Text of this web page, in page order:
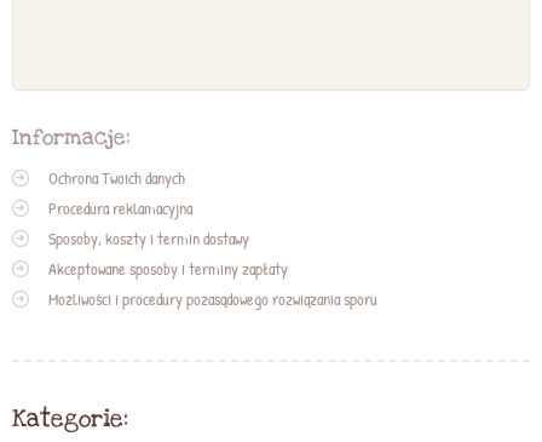
Informacje:
Ochrona Twoich danych
Procedura reklamacyjna
Sposoby, koszty i termin dostawy
Akceptowane sposoby i terminy zapłaty
Możliwości i procedury pozasądowego rozwiązania sporu
Kategorie: